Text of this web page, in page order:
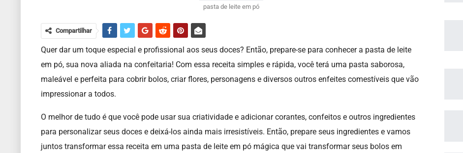
pasta de leite em pó
Compartilhar
Quer dar um toque especial e profissional aos seus doces? Então, prepare-se para conhecer a pasta de leite
em pó, sua nova aliada na confeitaria! Com essa receita simples e rápida, você terá uma pasta saborosa,
maleável e perfeita para cobrir bolos, criar flores, personagens e diversos outros enfeites comestíveis que vão
impressionar a todos.
O melhor de tudo é que você pode usar sua criatividade e adicionar corantes, confeitos e outros ingredientes
para personalizar seus doces e deixá-los ainda mais irresistíveis. Então, prepare seus ingredientes e vamos
juntos transformar essa receita em uma pasta de leite em pó mágica que vai transformar seus bolos em